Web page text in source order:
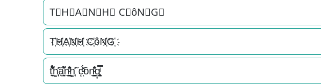
T⃟H⃟A⃟N⃟H⃟ C⃟ôN⃟G⃟
T҉H҉A҉N҉H҉ C҉ôN҉G҉
t̘̟̼̉̈́͐͋͌̊h͚̖̜̍̃͐a̘̫͈̭͌͛͌̇̇̍n͉̠̙͉̗̺̋̋̔ͧ̊h͚̖̜̍̃͐ c͔ͣͦ́́͂ͅôn͉̠̙͉̗̺̋̋̔ͧ̊g͎͚̥͎͔͕ͥ̿